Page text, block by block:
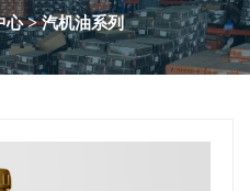
心>汽机油系列